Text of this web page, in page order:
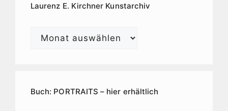
Laurenz E. Kirchner Kunstarchiv
Laurenz
Buch: PORTRAITS – hier erhältlich